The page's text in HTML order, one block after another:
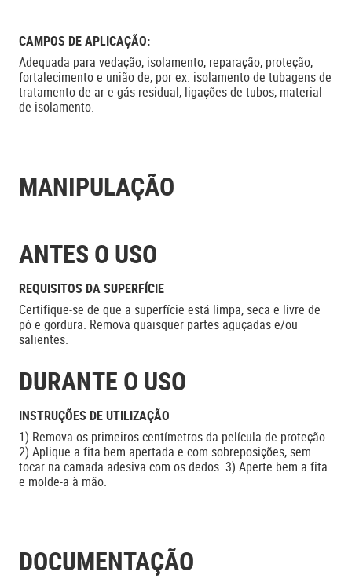
CAMPOS DE APLICAÇÃO:
Adequada para vedação, isolamento, reparação, proteção,
fortalecimento e união de, por ex. isolamento de tubagens de
tratamento de ar e gás residual, ligações de tubos, material
de isolamento.
MANIPULAÇÃO
ANTES O USO
REQUISITOS DA SUPERFÍCIE
Certifique-se de que a superfície está limpa, seca e livre de
pó e gordura. Remova quaisquer partes aguçadas e/ou
salientes.
DURANTE O USO
INSTRUÇÕES DE UTILIZAÇÃO
1) Remova os primeiros centímetros da película de proteção.
2) Aplique a fita bem apertada e com sobreposições, sem
tocar na camada adesiva com os dedos. 3) Aperte bem a fita
e molde-a à mão.
DOCUMENTAÇÃO